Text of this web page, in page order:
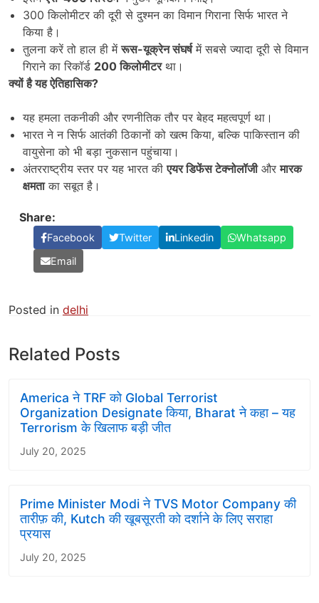
300 किलोमीटर की दूरी से दुश्मन का विमान गिराना सिर्फ भारत ने
किया है।
तुलना करें तो हाल ही मेंरूस-यूक्रेन संघर्षमें सबसे ज्यादा दूरी से विमान
गिराने का रिकॉर्ड 200 किलोमीटरथा।
क्यों है यह ऐतिहासिक?
यह हमला तकनीकी और रणनीतिक तौर पर बेहद महत्वपूर्ण था।
भारत ने न सिर्फ आतंकी ठिकानों को खत्म किया, बल्कि पाकिस्तान की
वायुसेना को भी बड़ा नुकसान पहुंचाया।
अंतरराष्ट्रीय स्तर पर यह भारत कीएयर डिफेंस टेक्नोलॉजीऔरमारक
क्षमताका सबूत है।
Share:
Facebook Twitter Linkedin
Whatsapp
Email
Posted in delhi
Related Posts
America ने TRF को Global Terrorist
Organization Designate किया, Bharat ने कहा – यह
Terrorism के खिलाफ बड़ी जीत
July 20, 2025
Prime Minister Modi ने TVS Motor Company की
तारीफ़ की, Kutch की खूबसूरती को दर्शाने के लिए सराहा
प्रयास
July 20, 2025